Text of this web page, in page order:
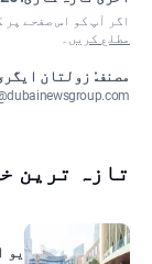
اگر آپ کو اس صفحے
مطلع کریں ۔
مصنف: زولتان
تازہ ترین
یو